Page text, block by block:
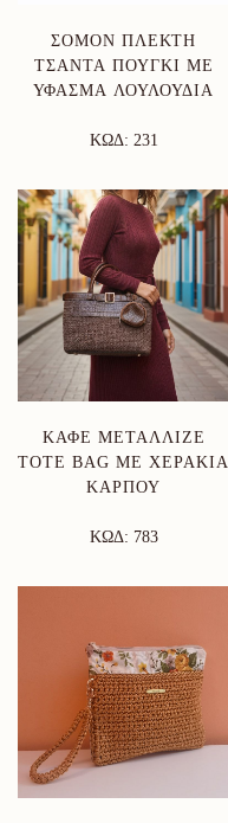
ΣΟΜΌΝ ΠΛΕΚΤΉ
ΤΣΆΝΤΑ ΠΟΥΓΚΊ ΜΕ
ΎΦΑΣΜΑ ΛΟΥΛΟΎΔΙΑ
ΚΩΔ: 231
ΚΑΦΈ ΜΕΤΑΛΛΙΖΈ
TOTE BAG ΜΕ ΧΕΡΆΚΙΑ
ΚΑΡΠΟΎ
ΚΩΔ: 783